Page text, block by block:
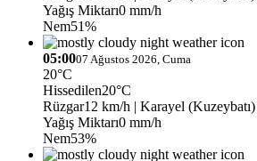
Yağış Miktarı0 mm/h
Nem51%
05:0007 Ağustos 2026, Cuma
20°C
Hissedilen20°C
Rüzgar12 km/h | Karayel (Kuzeybatı)
Yağış Miktarı0 mm/h
Nem53%